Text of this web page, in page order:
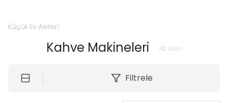
Küçük Ev Aletleri
Kahve Makineleri 42 ürün
Filtrele